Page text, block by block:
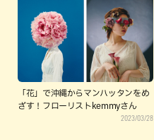
「花」で沖縄からマンハッタンをめ
ざす！フローリストkemmyさん
2023/03/28